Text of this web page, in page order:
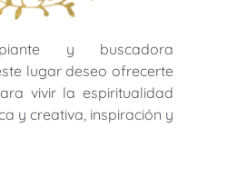
y buscadora
lugar deseo ofrecerte
vivir la espiritualidad
y creativa, inspiración y